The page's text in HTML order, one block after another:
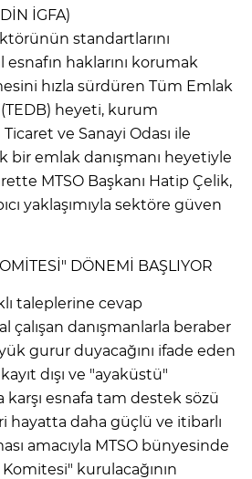
İGFA)
standartlarını
haklarını korumak
hızla sürdüren Tüm Emlak
(TEDB) heyeti, kurum
ve Sanayi Odası ile
bir emlak danışmanı heyetiyle
MTSO Başkanı Hatip Çelik,
yaklaşımıyla sektöre güven
DÖNEMİ BAŞLIYOR
taleplerine cevap
çalışan danışmanlarla beraber
gurur duyacağını ifade eden
dışı ve "ayaküstü"
karşı esnafa tam destek sözü
hayatta daha güçlü ve itibarlı
amacıyla MTSO bünyesinde
kurulacağının